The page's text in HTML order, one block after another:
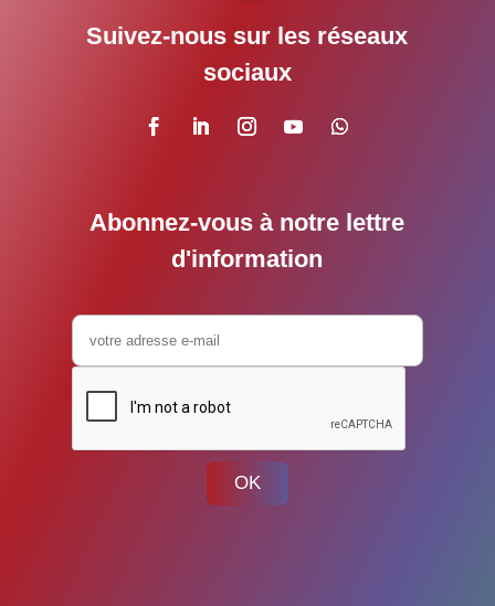
Suivez-nous sur les réseaux
sociaux
Abonnez-vous à notre lettre
d'information
OK